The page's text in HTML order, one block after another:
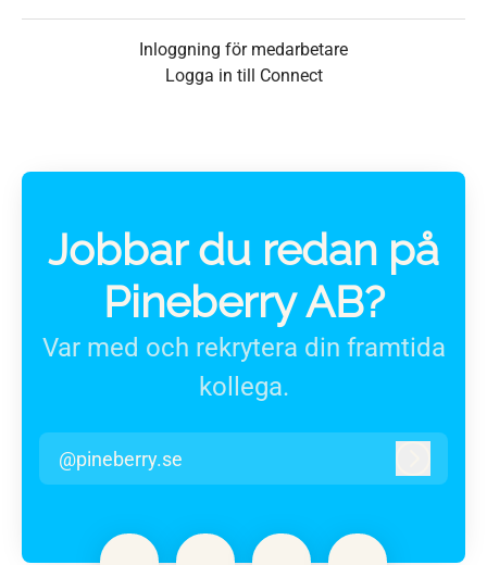
Inloggning för medarbetare
Logga in till Connect
Jobbar du redan på
Pineberry AB?
Var med och rekrytera din framtida
kollega.
@pineberry.se